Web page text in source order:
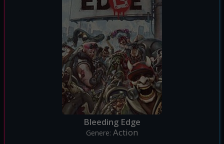
Bleeding Edge
Genere: Action